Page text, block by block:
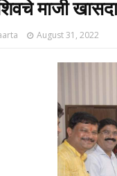
माजी
August 31, 2022